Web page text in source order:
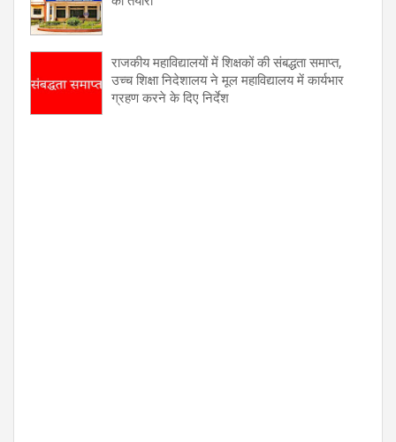
राजकीय महाविद्यालयों में शिक्षकों की संबद्धता समाप्त,
उच्च शिक्षा निदेशालय ने मूल महाविद्यालय में कार्यभार
ग्रहण करने के दिए निर्देश